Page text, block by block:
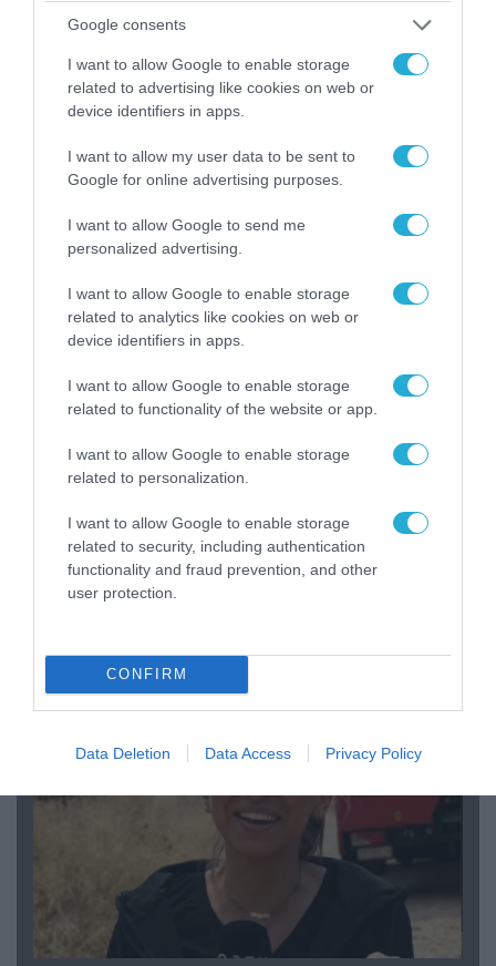
Google consents
I want to allow Google to enable storage
related to advertising like cookies on web or
device identifiers in apps.
I want to allow my user data to be sent to
Google for online advertising purposes.
I want to allow Google to send me
personalized advertising.
I want to allow Google to enable storage
related to analytics like cookies on web or
device identifiers in apps.
I want to allow Google to enable storage
related to functionality of the website or app.
I want to allow Google to enable storage
related to personalization.
I want to allow Google to enable storage
related to security, including authentication
functionality and fraud prevention, and other
user protection.
CONFIRM
Data Deletion Data Access Privacy Policy
«Οι εντελώς αθώοι»: Η ανάρτηση του Αρκά για
τα ζώα που χάθηκαν στις πυρκαγιές της
Αττικής (φωτο)
04.08.2026 | 15:02
υπουργό Ι.Βαρβιτσιώτη (φωτο)